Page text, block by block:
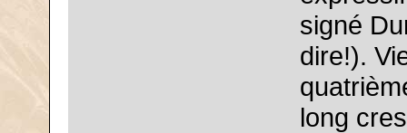
signé
dire!).
long